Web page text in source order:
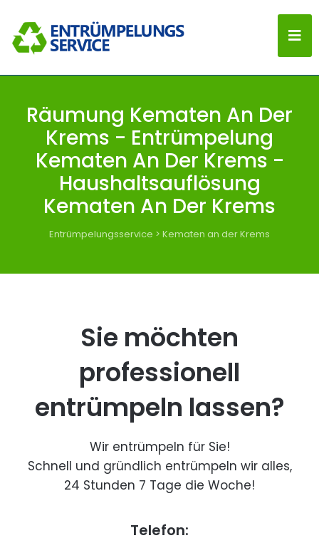
Räumung Kematen An Der
Krems - Entrümpelung
Kematen An Der Krems -
Haushaltsauflösung
Kematen An Der Krems
Entrümpelungsservice > Kematen an der Krems
Sie möchten
professionell
entrümpeln lassen?
Wir entrümpeln für Sie!
Schnell und gründlich entrümpeln wir alles,
24 Stunden 7 Tage die Woche!
Telefon: